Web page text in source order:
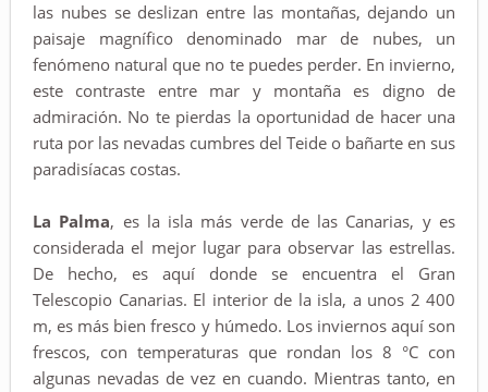
las nubes se deslizan entre las montañas, dejando un
paisaje magnífico denominado mar de nubes, un
fenómeno natural que no te puedes perder. En invierno,
este contraste entre mar y montaña es digno de
admiración. No te pierdas la oportunidad de hacer una
ruta por las nevadas cumbres del Teide o bañarte en sus
paradisíacas costas.
La Palma, es la isla más verde de las Canarias, y es
considerada el mejor lugar para observar las estrellas.
De hecho, es aquí donde se encuentra el Gran
Telescopio Canarias. El interior de la isla, a unos 2 400
m, es más bien fresco y húmedo. Los inviernos aquí son
frescos, con temperaturas que rondan los 8 °C con
algunas nevadas de vez en cuando. Mientras tanto, en